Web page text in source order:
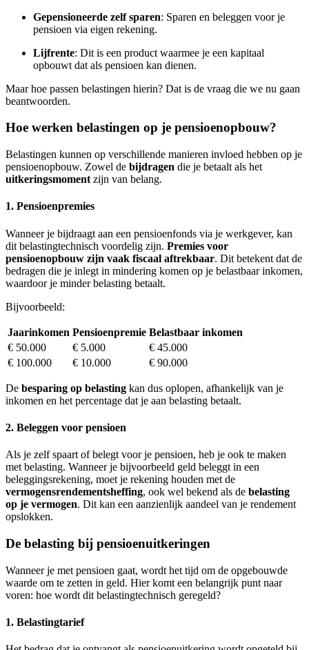
Gepensioneerde zelf sparen: Sparen en beleggen voor je
pensioen via eigen rekening.
Lijfrente: Dit is een product waarmee je een kapitaal
opbouwt dat als pensioen kan dienen.
Maar hoe passen belastingen hierin? Dat is de vraag die we nu gaan
beantwoorden.
Hoe werken belastingen op je pensioenopbouw?
Belastingen kunnen op verschillende manieren invloed hebben op je
pensioenopbouw. Zowel de bijdragen die je betaalt als het
uitkeringsmoment zijn van belang.
1. Pensioenpremies
Wanneer je bijdraagt aan een pensioenfonds via je werkgever, kan
dit belastingtechnisch voordelig zijn. Premies voor
pensioenopbouw zijn vaak fiscaal aftrekbaar. Dit betekent dat de
bedragen die je inlegt in mindering komen op je belastbaar inkomen,
waardoor je minder belasting betaalt.
Bijvoorbeeld:
Jaarinkomen Pensioenpremie Belastbaar inkomen
€ 50.000
€ 5.000
€ 45.000
€ 100.000
€ 10.000 € 90.000
De besparing op belasting kan dus oplopen, afhankelijk van je
inkomen en het percentage dat je aan belasting betaalt.
2. Beleggen voor pensioen
Als je zelf spaart of belegt voor je pensioen, heb je ook te maken
met belasting. Wanneer je bijvoorbeeld geld beleggt in een
beleggingsrekening, moet je rekening houden met de
vermogensrendementsheffing, ook wel bekend als de belasting
op je vermogen. Dit kan een aanzienlijk aandeel van je rendement
opslokken.
De belasting bij pensioenuitkeringen
Wanneer je met pensioen gaat, wordt het tijd om de opgebouwde
waarde om te zetten in geld. Hier komt een belangrijk punt naar
voren: hoe wordt dit belastingtechnisch geregeld?
1. Belastingtarief